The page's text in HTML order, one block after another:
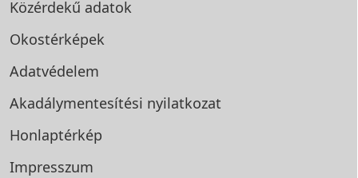
Közérdekű adatok
Okostérképek
Adatvédelem
Akadálymentesítési nyilatkozat
Honlaptérkép
Impresszum